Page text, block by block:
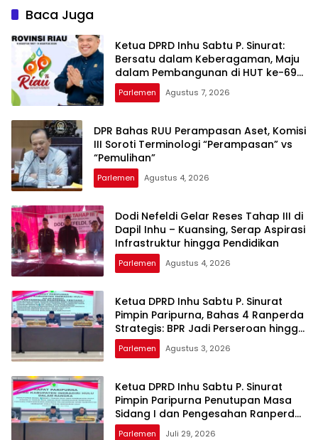
Ranperda
Pertanggungjawaban
APBD 2025
Baca Juga
Ketua DPRD Inhu Sabtu P. Sinurat:
Bersatu dalam Keberagaman, Maju
dalam Pembangunan di HUT ke-69
Provinsi Riau
Parlemen Agustus 7, 2026
DPR Bahas RUU Perampasan Aset, Komisi
III Soroti Terminologi “Perampasan” vs
“Pemulihan”
Parlemen Agustus 4, 2026
Dodi Nefeldi Gelar Reses Tahap III di
Dapil Inhu – Kuansing, Serap Aspirasi
Infrastruktur hingga Pendidikan
Parlemen Agustus 4, 2026
Ketua DPRD Inhu Sabtu P. Sinurat
Pimpin Paripurna, Bahas 4 Ranperda
Strategis: BPR Jadi Perseroan hingga
Rencana Induk Pariwisata
Parlemen Agustus 3, 2026
Ketua DPRD Inhu Sabtu P. Sinurat
Pimpin Paripurna Penutupan Masa
Sidang I dan Pengesahan Ranperda
Pertanggungjawaban APBD 2025
Parlemen Juli 29, 2026